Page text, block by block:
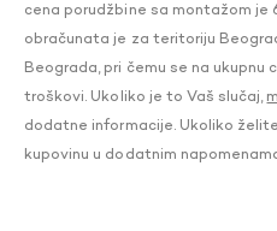
cena porudžbine sa montažom je
obračunata je za teritoriju
Beograda, pri čemu se na
troškovi. Ukoliko je to Vaš slučaj,
dodatne informacije. Ukoliko
kupovinu u dodatnim